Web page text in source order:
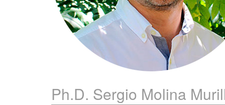
Ph.D. Sergio Molina